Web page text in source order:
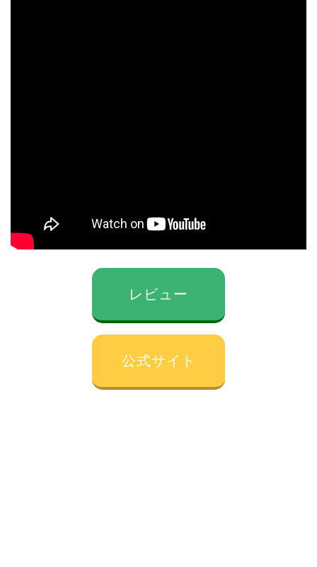
レビュー
公式サイト